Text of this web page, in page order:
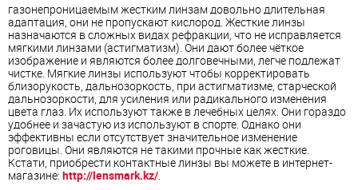
газонепроницаемым жестким линзам довольно длительная
адаптация, они не пропускают кислород. Жесткие линзы
назначаются в сложных видах рефракции, что не исправляется
мягкими линзами (астигматизм). Они дают более чёткое
изображение и являются более долговечными, легче подлежат
чистке. Мягкие линзы используют чтобы корректировать
близорукость, дальнозоркость, при астигматизме, старческой
дальнозоркости, для усиления или радикального изменения
цвета глаз. Их используют также в лечебных целях. Они гораздо
удобнее и зачастую из используют в спорте. Однако они
эффективны если отсутствует значительное изменение
роговицы. Они являются не такими прочные как жесткие.
Кстати, приобрести контактные линзы вы можете в интернет-
магазине: http://lensmark.kz/.